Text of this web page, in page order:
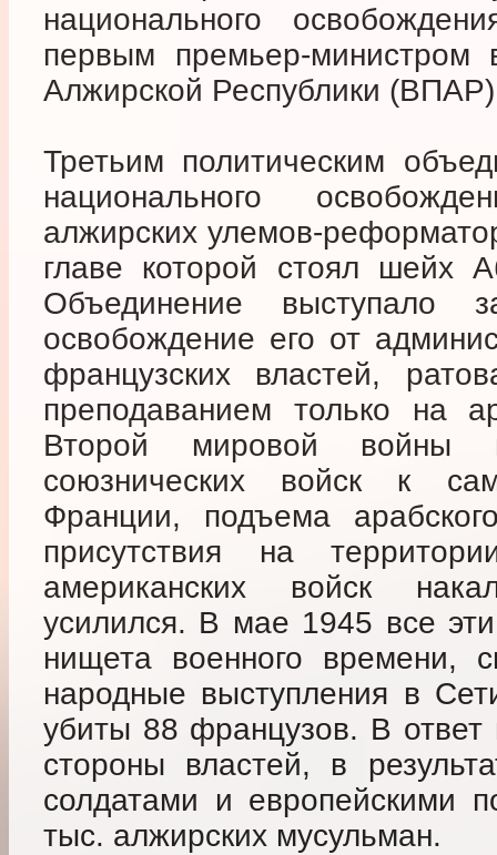
национального
первым премьер-министром
Алжирской Республики
Третьим политическим
национального
алжирских улемов-
главе которой стоял шейх
Объединение
освобождение его от
французских властей,
преподаванием только на
Второй мировой войны
союзнических войск к
Франции, подъема
присутствия на
американских войск
усилился. В мае 1945 все
нищета военного времени,
народные выступления в
убиты 88 французов. В ответ
стороны властей, в
солдатами и европейскими
тыс. алжирских мусульман.